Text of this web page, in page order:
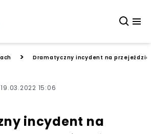
> Dramatyczny incydent na
19.03.2022 15:06
incydent na